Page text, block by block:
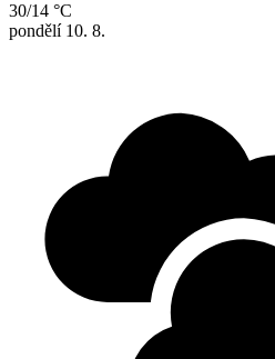
30/14 °C
pondělí 10. 8.